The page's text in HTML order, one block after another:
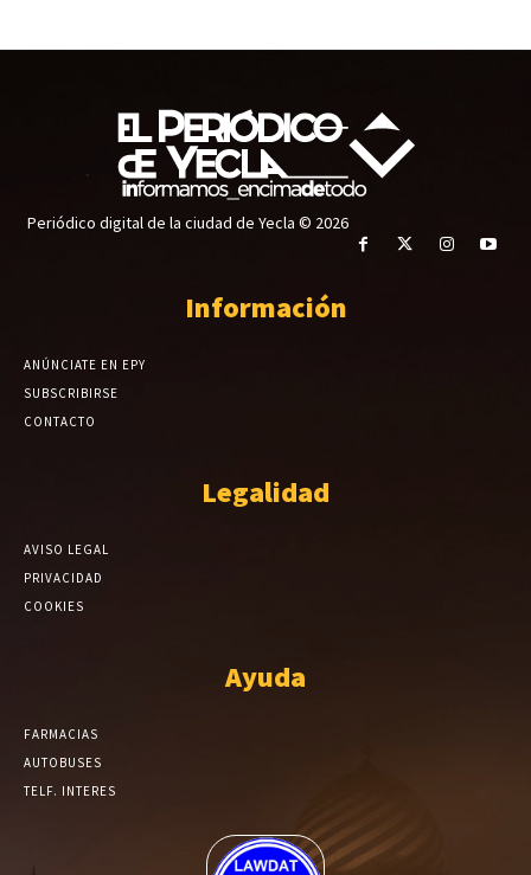
Periódico digital de la ciudad de Yecla © 2026
Información
ANÚNCIATE EN EPY
SUBSCRIBIRSE
CONTACTO
Legalidad
AVISO LEGAL
PRIVACIDAD
COOKIES
Ayuda
FARMACIAS
AUTOBUSES
TELF. INTERES